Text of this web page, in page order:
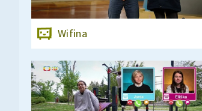
Wifina